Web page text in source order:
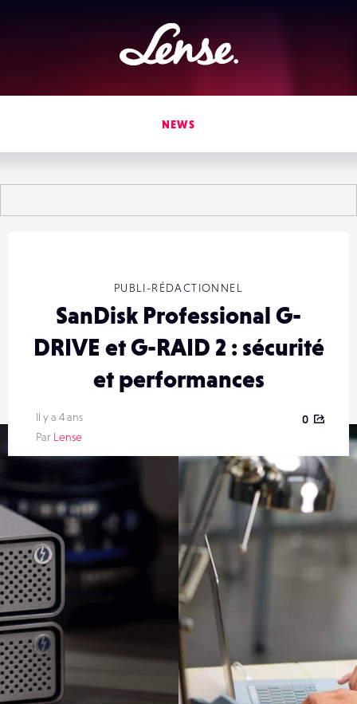
Lense
NEWS
PUBLI-RÉDACTIONNEL
SanDisk Professional G-
DRIVE et G-RAID 2 : sécurité
et performances
Il y a 4 ans
Par Lense
0